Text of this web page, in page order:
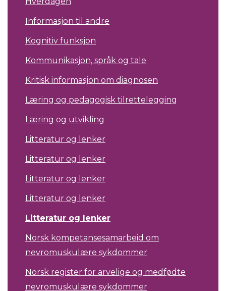
Informasjon til andre
Kognitiv funksjon
Kommunikasjon, språk og tale
Kritisk informasjon om diagnosen
Læring og pedagogisk tilrettelegging
Læring og utvikling
Litteratur og lenker
Litteratur og lenker
Litteratur og lenker
Litteratur og lenker
Litteratur og lenker
Norsk kompetansesamarbeid om
nevromuskulære sykdommer
Norsk register for arvelige og medfødte
nevromuskulære sykdommer